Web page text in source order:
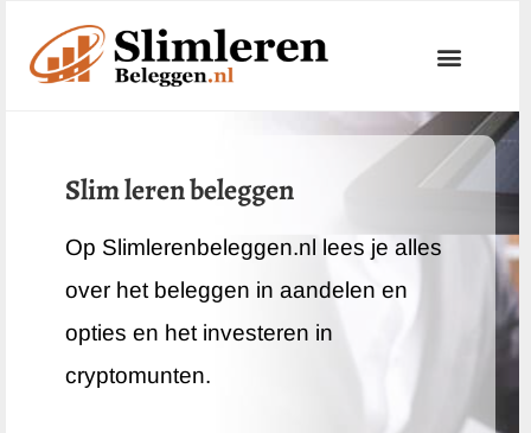
naar
Slim leren beleggen
Op Slimlerenbeleggen.nl lees je alles
over het beleggen in aandelen en
opties en het investeren in
cryptomunten.